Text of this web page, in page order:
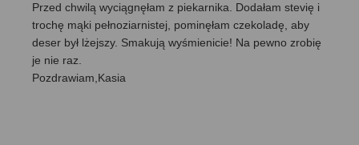
Przed chwilą wyciągnęłam z piekarnika. Dodałam stevię i
trochę mąki pełnoziarnistej, pominęłam czekoladę, aby
deser był lżejszy. Smakują wyśmienicie! Na pewno zrobię
je nie raz.
Pozdrawiam,Kasia